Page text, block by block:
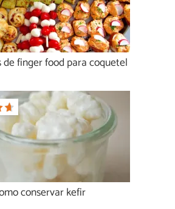
de finger food para coquetel
conservar kefir